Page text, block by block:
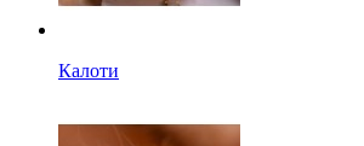
Калоти